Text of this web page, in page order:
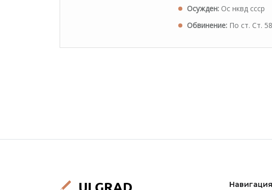
Осужден: Ос нквд ссср
Обвинение: По ст. Ст.
Навигация